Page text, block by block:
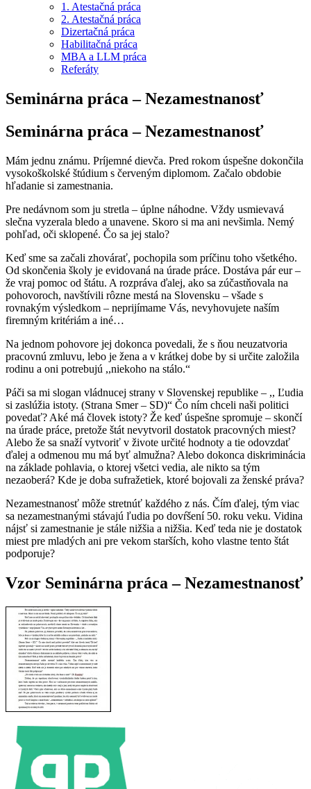
1. Atestačná práca
2. Atestačná práca
Dizertačná práca
Habilitačná práca
MBA a LLM práca
Referáty
Seminárna práca – Nezamestnanosť
Seminárna práca – Nezamestnanosť
Mám jednu známu. Príjemné dievča. Pred rokom úspešne dokončila
vysokoškolské štúdium s červeným diplomom. Začalo obdobie
hľadanie si zamestnania.
Pre nedávnom som ju stretla – úplne náhodne. Vždy usmievavá
slečna vyzerala bledo a unavene. Skoro si ma ani nevšimla. Nemý
pohľad, oči sklopené. Čo sa jej stalo?
Keď sme sa začali zhovárať, pochopila som príčinu toho všetkého.
Od skončenia školy je evidovaná na úrade práce. Dostáva pár eur –
že vraj pomoc od štátu. A rozpráva ďalej, ako sa zúčastňovala na
pohovoroch, navštívili rôzne mestá na Slovensku – všade s
rovnakým výsledkom – neprijímame Vás, nevyhovujete naším
firemným kritériám a iné…
Na jednom pohovore jej dokonca povedali, že s ňou neuzatvoria
pracovnú zmluvu, lebo je žena a v krátkej dobe by si určite založila
rodinu a oni potrebujú ,,niekoho na stálo.“
Páči sa mi slogan vládnucej strany v Slovenskej republike – ,, Ľudia
si zaslúžia istoty. (Strana Smer – SD)“ Čo ním chceli naši politici
povedať? Aké má človek istoty? Že keď úspešne spromuje – skončí
na úrade práce, pretože štát nevytvoril dostatok pracovných miest?
Alebo že sa snaží vytvoriť v živote určité hodnoty a tie odovzdať
ďalej a odmenou mu má byť almužna? Alebo dokonca diskriminácia
na základe pohlavia, o ktorej všetci vedia, ale nikto sa tým
nezaoberá? Kde je doba sufražetiek, ktoré bojovali za ženské práva?
Nezamestnanosť môže stretnúť každého z nás. Čím ďalej, tým viac
sa nezamestnanými stávajú ľudia po dovŕšení 50. roku veku. Vidina
nájsť si zamestnanie je stále nižšia a nižšia. Keď teda nie je dostatok
miest pre mladých ani pre vekom starších, koho vlastne tento štát
podporuje?
Vzor Seminárna práca – Nezamestnanosť